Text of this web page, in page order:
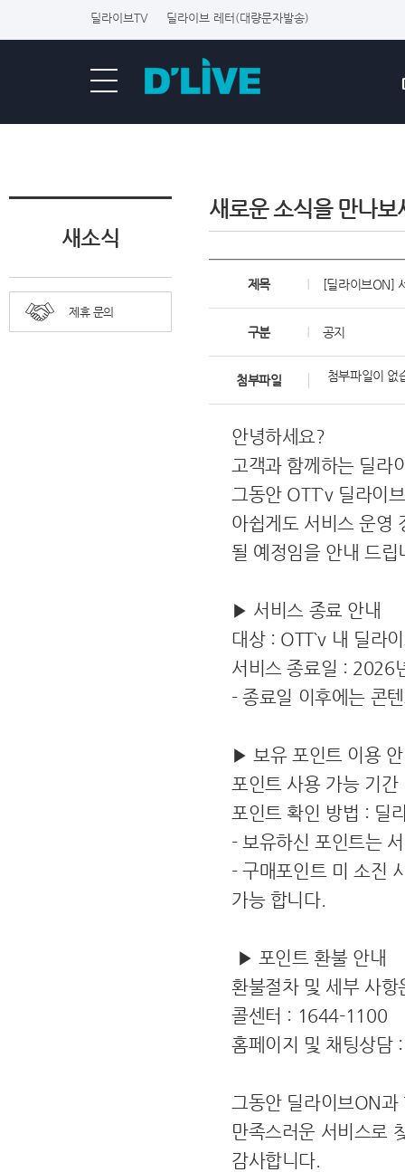
딜라이브TV 딜라이브 레터(대량문자발송)
새소식
제휴 문의
새로운 소식을 만나보
제목 [딜라이브ON]
구분 공지
첨부파일 첨부파일이 없
안녕하세요?
고객과 함께하는 딜라
그동안 OTT`v 딜라이
아쉽게도 서비스 운영
될 예정임을 안내 드
▶ 서비스 종료 안내
대상 : OTT`v 내 딜라
서비스 종료일 : 2026
- 종료일 이후에는 콘
▶ 보유 포인트 이용
포인트 사용 가능 기
포인트 확인 방법 : 딜
- 보유하신 포인트는
- 구매포인트 미 소진
가능 합니다.
▶ 포인트 환불 안내
환불절차 및 세부 사
콜센터 : 1644-1100
홈페이지 및 채팅상담
그동안 딜라이브ON과
만족스러운 서비스로
감사합니다.